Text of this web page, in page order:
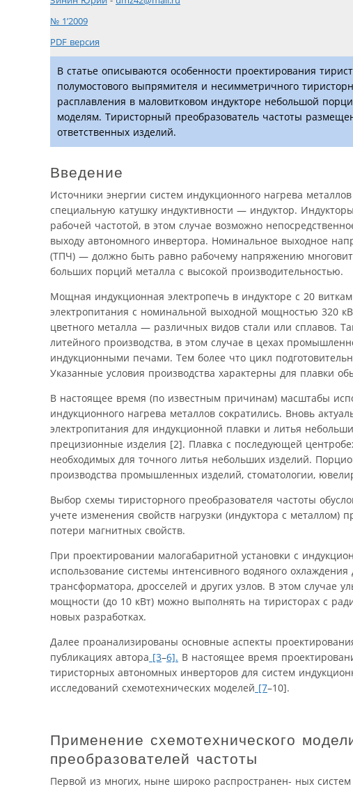
№ 1’2009
PDF версия
В статье описываются особенности проектирования
полумостового выпрямителя и несимметричного
расплавления в маловитковом индукторе небольшой
моделям. Тиристорный преобразователь частоты
ответственных изделий.
Введение
Источники энергии систем индукционного нагрева
специальную катушку индуктивности — индуктор.
рабочей частотой, в этом случае возможно
выходу автономного инвертора. Номинальное выходное
(ТПЧ) — должно быть равно рабочему напряжению
больших порций металла с высокой производительностью.
Мощная индукционная электропечь в индукторе с 20
электропитания с номинальной выходной мощностью 320
цветного металла — различных видов стали или сплавов.
литейного производства, в этом случае в цехах
индукционными печами. Тем более что цикл
Указанные условия производства характерны для плавки
В настоящее время (по известным причинам) масштабы
индукционного нагрева металлов сократились. Вновь
электропитания для индукционной плавки и литья
прецизионные изделия [2]. Плавка с последующей
необходимых для точного литья небольших изделий.
производства промышленных изделий, стоматологии,
Выбор схемы тиристорного преобразователя частоты
учете изменения свойств нагрузки (индуктора с
потери магнитных свойств.
При проектировании малогабаритной установки с
использование системы интенсивного водяного
трансформатора, дросселей и других узлов. В этом случае
мощности (до 10 кВт) можно выполнять на тиристорах с
новых разработках.
Далее проанализированы основные аспекты
публикациях автора [3–6]. В настоящее время
тиристорных автономных инверторов для систем
исследований схемотехнических моделей [7–10].
Применение схемотехнического
преобразователей частоты
Первой из многих, ныне широко распространен- ных систем